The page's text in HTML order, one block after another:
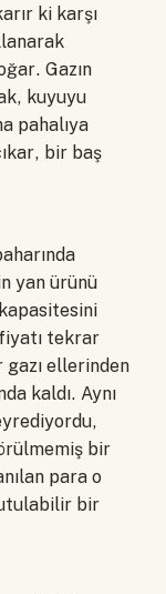
ki karşı
Gazın
kuyuyu
pahalıya
bir baş
yan ürünü
tekrar
gazı ellerinden
kaldı. Aynı
bir
para o
bir